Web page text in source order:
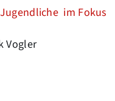
im Fokus
Vogler